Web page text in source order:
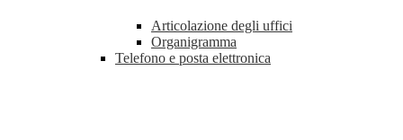
Articolazione degli uffici
Organigramma
Telefono e posta elettronica